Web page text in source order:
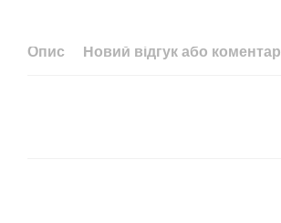
Опис Новий відгук або коментар